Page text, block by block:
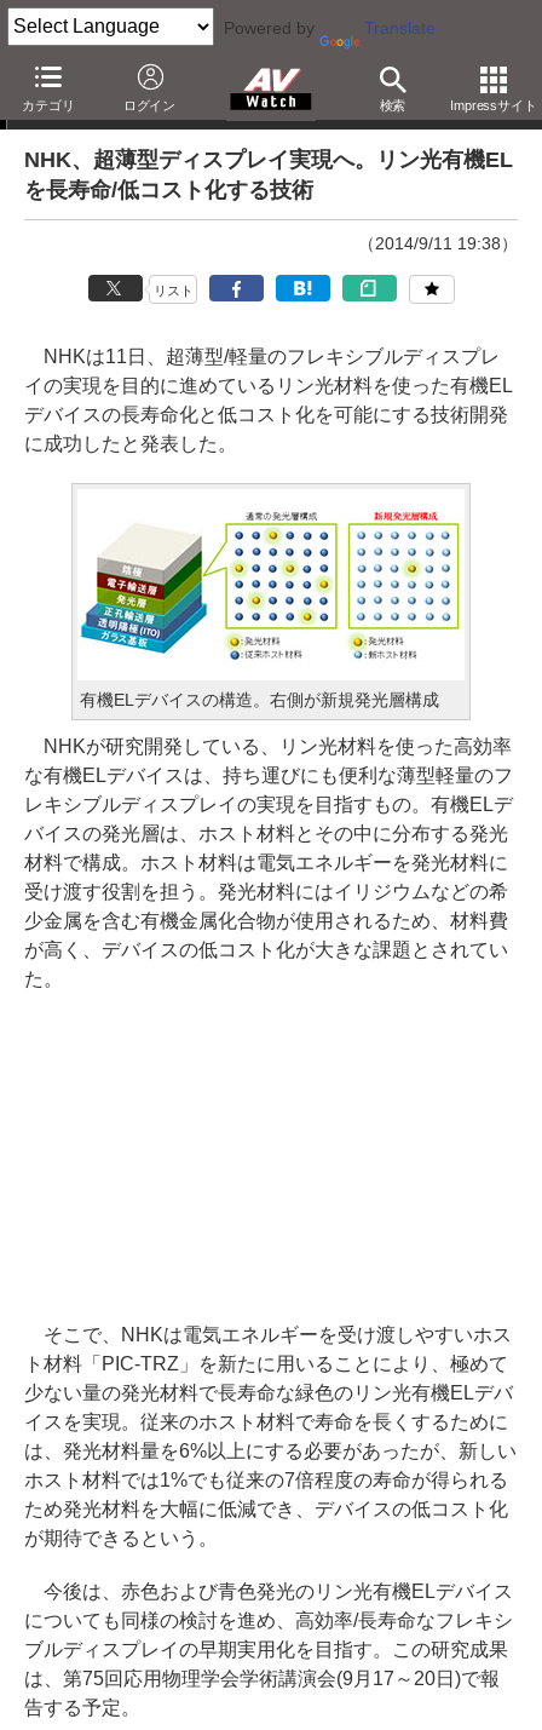
Powered by Translate
カテゴリ ログイン 検索 Impressサイト
ニュース
NHK、超薄型ディスプレイ実現へ。リン光有機EL
を長寿命/低コスト化する技術
（2014/9/11 19:38）
リスト
NHKは11日、超薄型/軽量のフレキシブルディスプレ
イの実現を目的に進めているリン光材料を使った有機EL
デバイスの長寿命化と低コスト化を可能にする技術開発
に成功したと発表した。
有機ELデバイスの構造。右側が新規発光層構成
NHKが研究開発している、リン光材料を使った高効率
な有機ELデバイスは、持ち運びにも便利な薄型軽量のフ
レキシブルディスプレイの実現を目指すもの。有機ELデ
バイスの発光層は、ホスト材料とその中に分布する発光
材料で構成。ホスト材料は電気エネルギーを発光材料に
受け渡す役割を担う。発光材料にはイリジウムなどの希
少金属を含む有機金属化合物が使用されるため、材料費
が高く、デバイスの低コスト化が大きな課題とされてい
た。
そこで、NHKは電気エネルギーを受け渡しやすいホス
ト材料「PIC-TRZ」を新たに用いることにより、極めて
少ない量の発光材料で長寿命な緑色のリン光有機ELデバ
イスを実現。従来のホスト材料で寿命を長くするために
は、発光材料量を6%以上にする必要があったが、新しい
ホスト材料では1%でも従来の7倍程度の寿命が得られる
ため発光材料を大幅に低減でき、デバイスの低コスト化
が期待できるという。
今後は、赤色および青色発光のリン光有機ELデバイス
についても同様の検討を進め、高効率/長寿命なフレキシ
ブルディスプレイの早期実用化を目指す。この研究成果
は、第75回応用物理学会学術講演会(9月17～20日)で報
告する予定。